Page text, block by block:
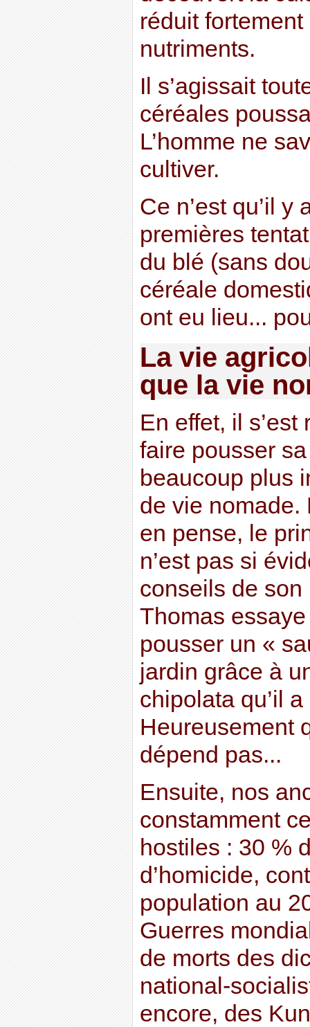
réduit fortement
nutriments.
Il s’agissait
céréales
L’homme ne
cultiver.
Ce n’est qu’il
premières
du blé (sans
céréale
ont eu lieu...
La vie
que la vie
En effet, il
faire pousser
beaucoup plus
de vie nomade.
en pense, le
n’est pas si
conseils de
Thomas
pousser un «
jardin grâce à
chipolata qu’il
Heureusement
dépend pas...
Ensuite, nos
constamment
hostiles : 30 %
d’homicide,
population au
Guerres
de morts des
national-
encore, des